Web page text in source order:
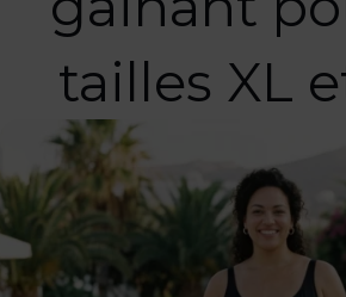
tailles XL